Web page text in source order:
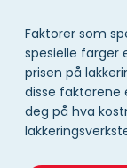
Faktorer som
spesielle farger
prisen på
disse faktorene
deg på hva